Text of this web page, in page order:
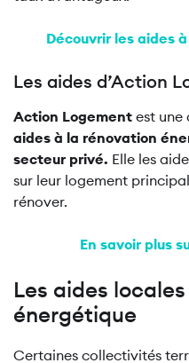
Découvrir les aides
Les aides d’Action
Action Logement est une
aides à la rénovation
secteur privé. Elle les
sur leur logement
rénover.
En savoir plus
Les aides
énergétique
Certaines collectivités